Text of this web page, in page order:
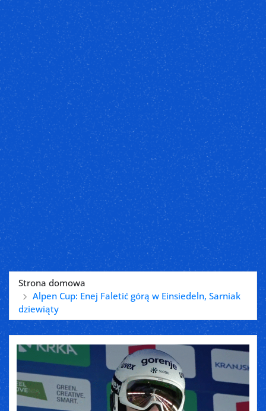
Strona domowa
Alpen Cup: Enej Faletić górą w Einsiedeln, Sarniak
dziewiąty